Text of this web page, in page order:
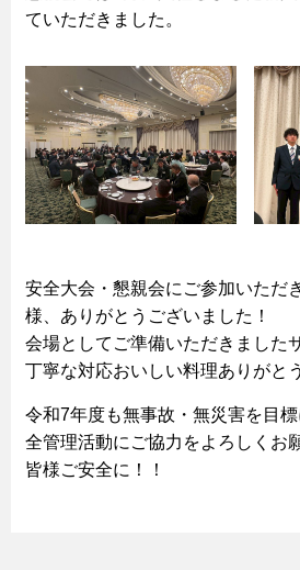
ていただきました。
安全大会・懇親会にご参加いただ
様、ありがとうございました！
会場としてご準備いただきました
丁寧な対応おいしい料理ありがと
令和7年度も無事故・無災害を目
全管理活動にご協力をよろしくお
皆様ご安全に！！